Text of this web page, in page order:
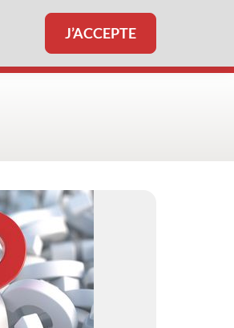
J’ACCEPTE